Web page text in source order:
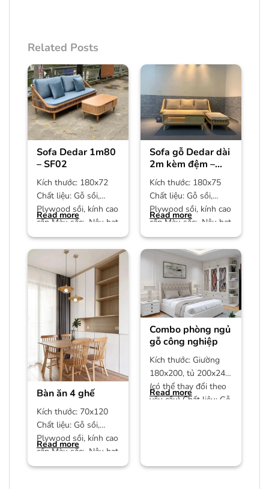
Related Posts
Sofa Dedar 1m80
– SF02
Kích thước: 180x72
Chất liệu: Gỗ sồi,
Plywood sồi, kính cao
cấp Màu sắc: Nâu hạt
dẻ Bảo hành: 12
Read more
Sofa gỗ Dedar dài
2m kèm đệm –
SF01
Kích thước: 180x75
Chất liệu: Gỗ sồi,
Plywood sồi, kính cao
cấp Màu sắc: Nâu hạt
dẻ Bảo hành: 12
Read more
Bàn ăn 4 ghế
Kích thước: 70x120
Chất liệu: Gỗ sồi,
Plywood sồi, kính cao
cấp Màu sắc: Nâu hạt
dẻ/màu trần Bảo
Read more
Combo phòng ngủ
gỗ công nghiệp
Kích thước: Giường
180x200, tủ 200x240
(có thể thay đổi theo
yêu cầu) Chất liệu: Gỗ
Read more